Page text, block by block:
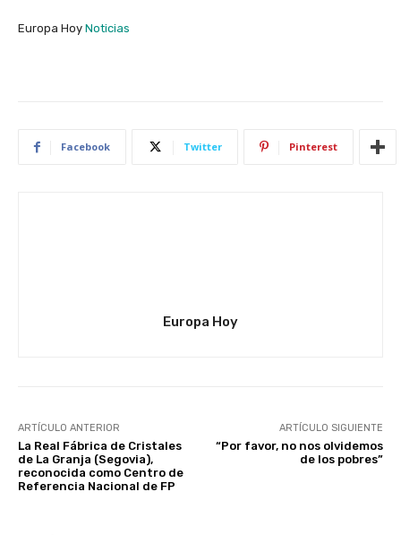
Europa Hoy Noticias
Facebook Twitter Pinterest
Europa Hoy
ARTÍCULO ANTERIOR
La Real Fábrica de Cristales
de La Granja (Segovia),
reconocida como Centro de
Referencia Nacional de FP
ARTÍCULO SIGUIENTE
“Por favor, no nos olvidemos
de los pobres”